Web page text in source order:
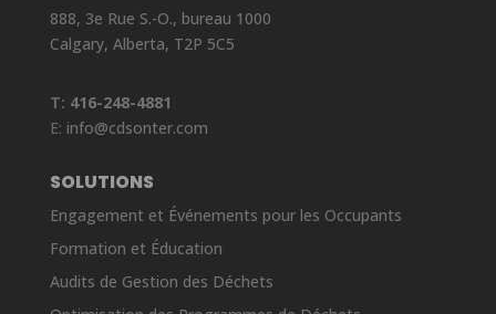
888, 3e Rue S.-O., bureau 1000
Calgary, Alberta, T2P 5C5
T: 416-248-4881
E: info@cdsonter.com
SOLUTIONS
Engagement et Événements pour les Occupants
Formation et Éducation
Audits de Gestion des Déchets